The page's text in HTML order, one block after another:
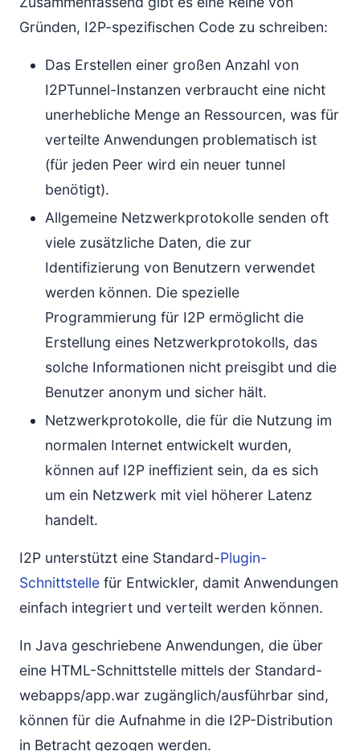
Gründen, I2P-spezifischen Code zu schreiben:
Das Erstellen einer großen Anzahl von
I2PTunnel-Instanzen verbraucht eine nicht
unerhebliche Menge an Ressourcen, was für
verteilte Anwendungen problematisch ist
(für jeden Peer wird ein neuer tunnel
benötigt).
Allgemeine Netzwerkprotokolle senden oft
viele zusätzliche Daten, die zur
Identifizierung von Benutzern verwendet
werden können. Die spezielle
Programmierung für I2P ermöglicht die
Erstellung eines Netzwerkprotokolls, das
solche Informationen nicht preisgibt und die
Benutzer anonym und sicher hält.
Netzwerkprotokolle, die für die Nutzung im
normalen Internet entwickelt wurden,
können auf I2P ineffizient sein, da es sich
um ein Netzwerk mit viel höherer Latenz
handelt.
I2P unterstützt eine Standard-Plugin-
Schnittstelle für Entwickler, damit Anwendungen
einfach integriert und verteilt werden können.
In Java geschriebene Anwendungen, die über
eine HTML-Schnittstelle mittels der Standard-
webapps/app.war zugänglich/ausführbar sind,
können für die Aufnahme in die I2P-Distribution
in Betracht gezogen werden.